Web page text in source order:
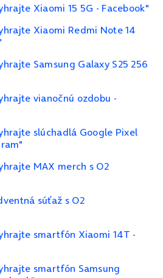
Xiaomi 15 5G - Facebook"
Xiaomi Redmi Note 14
Samsung Galaxy S25 256
vianočnú ozdobu -
slúchadlá Google Pixel
MAX merch s O2
súťaž s O2
smartfón Xiaomi 14T -
smartfón Samsung